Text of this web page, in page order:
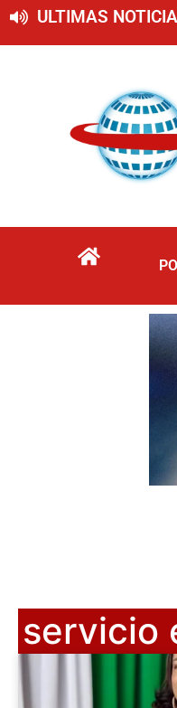
ULTIMASinvitado de
servicio